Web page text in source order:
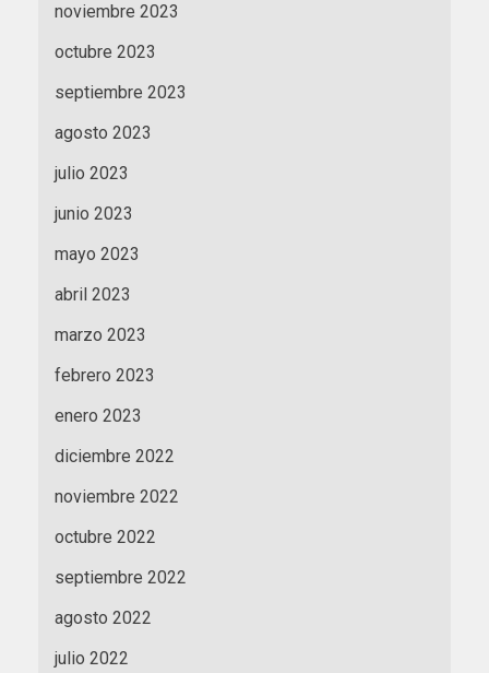
noviembre 2023
octubre 2023
septiembre 2023
agosto 2023
julio 2023
junio 2023
mayo 2023
abril 2023
marzo 2023
febrero 2023
enero 2023
diciembre 2022
noviembre 2022
octubre 2022
septiembre 2022
agosto 2022
julio 2022